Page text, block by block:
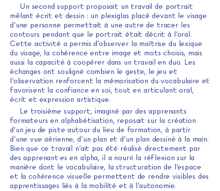
Un second support proposait un travail de portrait
mêlant écrit et dessin : un plexiglas placé devant le visage
d’une personne permettait à une autre de tracer les
contours pendant que le portrait était décrit à l’oral.
Cette activité a permis d’observer la maîtrise du lexique
du visage, la cohérence entre image et mots choisis, mais
aussi la capacité à coopérer dans un travail en duo. Les
échanges ont souligné combien le geste, le jeu et
l’observation renforcent la mémorisation du vocabulaire et
favorisent la confiance en soi, tout en articulant oral,
écrit et expression artistique.
Le troisième support, imaginé par des apprenants
formateurs en alphabétisation, reposait sur la création
d’un jeu de piste autour du lieu de formation, à partir
d’une vue aérienne, d’un plan et d’un plan dessiné à la main.
Bien que ce travail n’ait pas été réalisé directement par
des apprenant·es en alpha, il a nourri la réflexion sur la
manière dont le vocabulaire, la structuration de l’espace
et la cohérence visuelle permettent de rendre visibles des
apprentissages liés à la mobilité et à l’autonomie.